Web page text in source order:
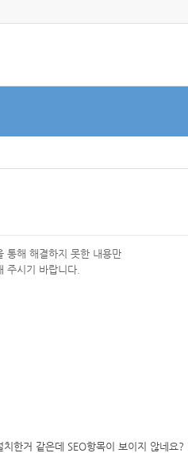
통해 해결하지 못한 내용만
주시기 바랍니다.
한거 같은데 SEO항목이 보이지 않네요?